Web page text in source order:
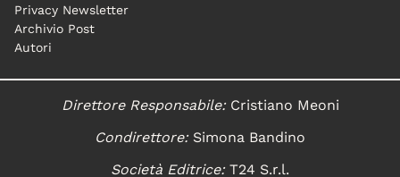
Privacy Newsletter
Archivio Post
Autori
Direttore Responsabile:Cristiano Meoni
Condirettore:Simona Bandino
Società Editrice:T24 S.r.l.